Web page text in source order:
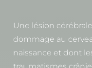
Une lésion
dommage au
naissance et dont
traumatismes